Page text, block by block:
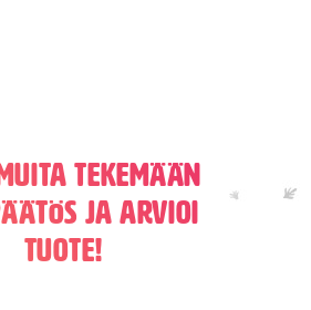
tekemään
ja arvioi
tuote!